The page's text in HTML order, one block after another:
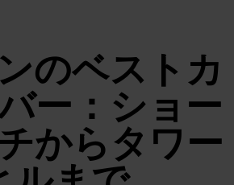
のベストカ
ー：ショー
からタワー